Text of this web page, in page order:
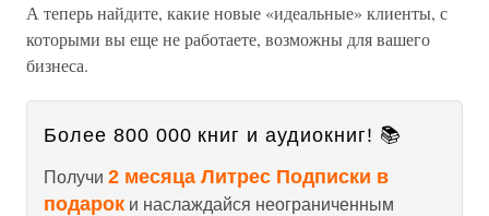
А теперь найдите, какие новые «идеальные» клиенты, с
которыми вы еще не работаете, возможны для вашего
бизнеса.
Более 800 000 книг и аудиокниг! 📚
Получи 2 месяца Литрес Подписки в
подарок и наслаждайся неограниченным